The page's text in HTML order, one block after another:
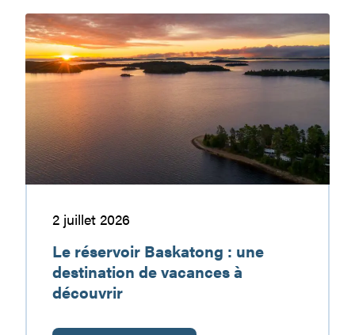
sécurité,
c’est
ma
responsabilité
Le
réservoir
Baskatong
:
une
destination
de
vacances
à
2 juillet 2026
Le réservoir Baskatong : une
destination de vacances à
découvrir